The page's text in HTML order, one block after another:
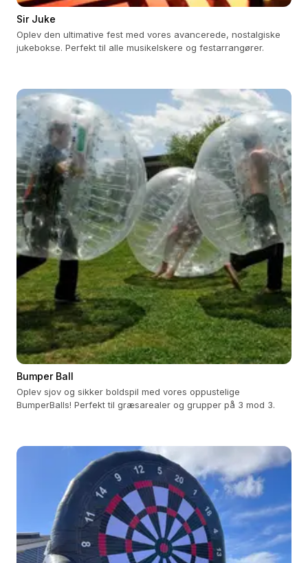
Sir Juke
Oplev den ultimative fest med vores avancerede, nostalgiske
jukebokse. Perfekt til alle musikelskere og festarrangører.
Bumper Ball
Oplev sjov og sikker boldspil med vores oppustelige
BumperBalls! Perfekt til græsarealer og grupper på 3 mod 3.